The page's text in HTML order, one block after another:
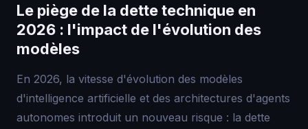
Le piège de la dette technique en
2026 : l'impact de l'évolution des
modèles
En 2026, la vitesse d'évolution des modèles
d'intelligence artificielle et des architectures d'agents
autonomes introduit un nouveau risque : la dette